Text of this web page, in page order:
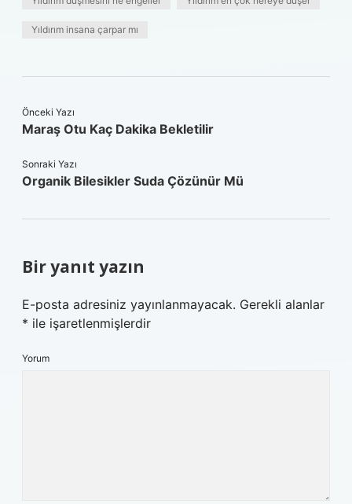
Yıldırım insana çarpar mı
Önceki Yazı
Maraş Otu Kaç Dakika Bekletilir
Sonraki Yazı
Organik Bilesikler Suda Çözünür Mü
Bir yanıt yazın
E-posta adresiniz yayınlanmayacak. Gerekli alanlar
* ile işaretlenmişlerdir
Yorum